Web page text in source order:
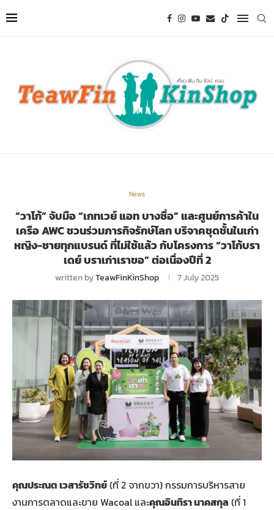
News
“วาโก้” จับมือ “เกทเวย์ แอท บางซื่อ” และศูนย์การค้าใน
เครือ AWC ชวนร่วมภารกิจรักษ์โลก บริจาคชุดชั้นในเก่า
หญิง-ชายทุกแบรนด์ ที่ไม่ใช้แล้ว กับโครงการ “วาโก้บรา
เดย์ บราเก่าเราขอ” ต่อเนื่องปีที่ 2
written byTeawFinKinShop 7 July 2025
คุณประณต เวสารัชวิทย์(ที่ 2 จากขวา) กรรมการบริหารสาย
งานการตลาดและขาย Wacoal และคุณอินทิรา นาคสกุล (ที่ 1